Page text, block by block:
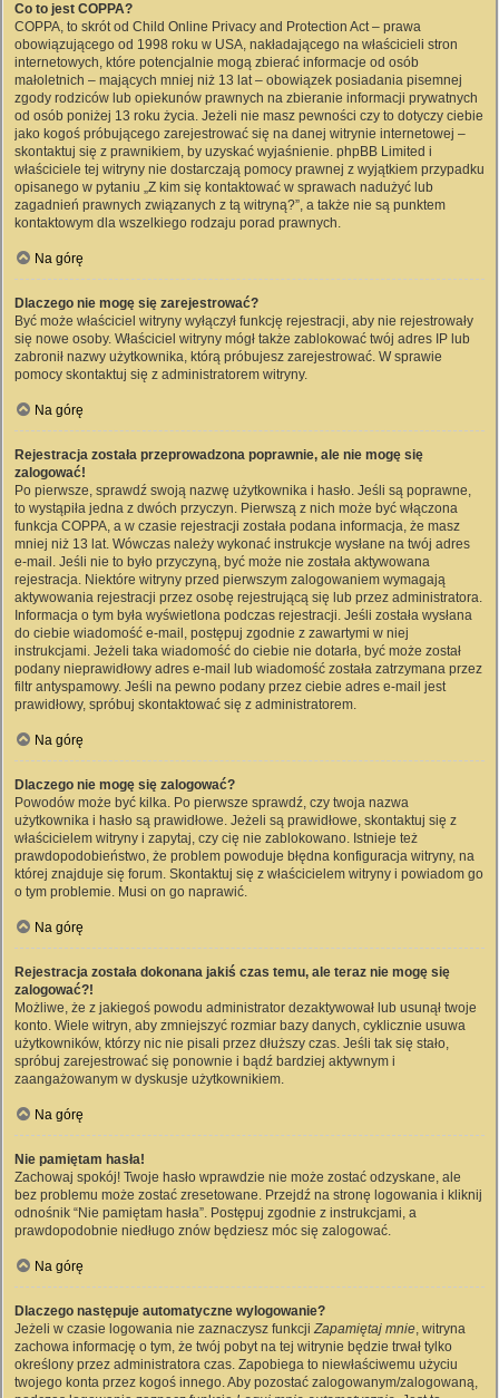
Co to jest COPPA?
COPPA, to skrót od Child Online Privacy and Protection Act – prawa
obowiązującego od 1998 roku w USA, nakładającego na właścicieli stron
internetowych, które potencjalnie mogą zbierać informacje od osób
małoletnich – mających mniej niż 13 lat – obowiązek posiadania pisemnej
zgody rodziców lub opiekunów prawnych na zbieranie informacji prywatnych
od osób poniżej 13 roku życia. Jeżeli nie masz pewności czy to dotyczy ciebie
jako kogoś próbującego zarejestrować się na danej witrynie internetowej –
skontaktuj się z prawnikiem, by uzyskać wyjaśnienie. phpBB Limited i
właściciele tej witryny nie dostarczają pomocy prawnej z wyjątkiem przypadku
opisanego w pytaniu „Z kim się kontaktować w sprawach nadużyć lub
zagadnień prawnych związanych z tą witryną?”, a także nie są punktem
kontaktowym dla wszelkiego rodzaju porad prawnych.
Na górę
Dlaczego nie mogę się zarejestrować?
Być może właściciel witryny wyłączył funkcję rejestracji, aby nie rejestrowały
się nowe osoby. Właściciel witryny mógł także zablokować twój adres IP lub
zabronił nazwy użytkownika, którą próbujesz zarejestrować. W sprawie
pomocy skontaktuj się z administratorem witryny.
Na górę
Rejestracja została przeprowadzona poprawnie, ale nie mogę się
zalogować!
Po pierwsze, sprawdź swoją nazwę użytkownika i hasło. Jeśli są poprawne,
to wystąpiła jedna z dwóch przyczyn. Pierwszą z nich może być włączona
funkcja COPPA, a w czasie rejestracji została podana informacja, że masz
mniej niż 13 lat. Wówczas należy wykonać instrukcje wysłane na twój adres
e-mail. Jeśli nie to było przyczyną, być może nie została aktywowana
rejestracja. Niektóre witryny przed pierwszym zalogowaniem wymagają
aktywowania rejestracji przez osobę rejestrującą się lub przez administratora.
Informacja o tym była wyświetlona podczas rejestracji. Jeśli została wysłana
do ciebie wiadomość e-mail, postępuj zgodnie z zawartymi w niej
instrukcjami. Jeżeli taka wiadomość do ciebie nie dotarła, być może został
podany nieprawidłowy adres e-mail lub wiadomość została zatrzymana przez
filtr antyspamowy. Jeśli na pewno podany przez ciebie adres e-mail jest
prawidłowy, spróbuj skontaktować się z administratorem.
Na górę
Dlaczego nie mogę się zalogować?
Powodów może być kilka. Po pierwsze sprawdź, czy twoja nazwa
użytkownika i hasło są prawidłowe. Jeżeli są prawidłowe, skontaktuj się z
właścicielem witryny i zapytaj, czy cię nie zablokowano. Istnieje też
prawdopodobieństwo, że problem powoduje błędna konfiguracja witryny, na
której znajduje się forum. Skontaktuj się z właścicielem witryny i powiadom go
o tym problemie. Musi on go naprawić.
Na górę
Rejestracja została dokonana jakiś czas temu, ale teraz nie mogę się
zalogować?!
Możliwe, że z jakiegoś powodu administrator dezaktywował lub usunął twoje
konto. Wiele witryn, aby zmniejszyć rozmiar bazy danych, cyklicznie usuwa
użytkowników, którzy nic nie pisali przez dłuższy czas. Jeśli tak się stało,
spróbuj zarejestrować się ponownie i bądź bardziej aktywnym i
zaangażowanym w dyskusje użytkownikiem.
Na górę
Nie pamiętam hasła!
Zachowaj spokój! Twoje hasło wprawdzie nie może zostać odzyskane, ale
bez problemu może zostać zresetowane. Przejdź na stronę logowania i kliknij
odnośnik “Nie pamiętam hasła”. Postępuj zgodnie z instrukcjami, a
prawdopodobnie niedługo znów będziesz móc się zalogować.
Na górę
Dlaczego następuje automatyczne wylogowanie?
Jeżeli w czasie logowania nie zaznaczysz funkcjiZapamiętaj mnie, witryna
zachowa informację o tym, że twój pobyt na tej witrynie będzie trwał tylko
określony przez administratora czas. Zapobiega to niewłaściwemu użyciu
twojego konta przez kogoś innego. Aby pozostać zalogowanym/zalogowaną,